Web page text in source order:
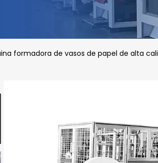
formadora de vasos de papel de alta